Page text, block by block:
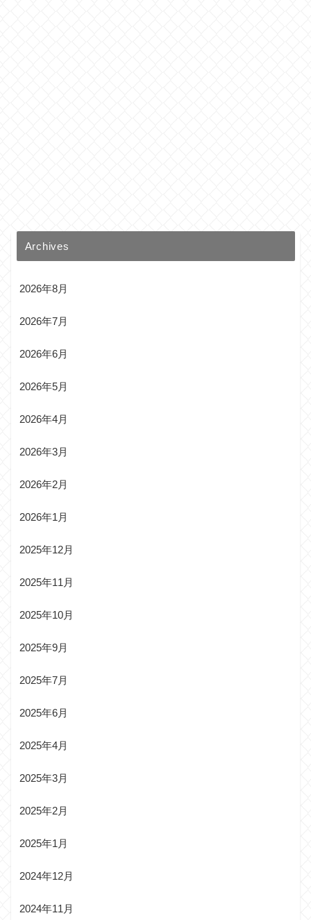
Archives
2026年8月
2026年7月
2026年6月
2026年5月
2026年4月
2026年3月
2026年2月
2026年1月
2025年12月
2025年11月
2025年10月
2025年9月
2025年7月
2025年6月
2025年4月
2025年3月
2025年2月
2025年1月
2024年12月
2024年11月